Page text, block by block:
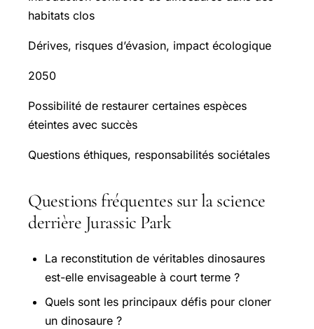
habitats clos
Dérives, risques d’évasion, impact écologique
2050
Possibilité de restaurer certaines espèces
éteintes avec succès
Questions éthiques, responsabilités sociétales
Questions fréquentes sur la science
derrière Jurassic Park
La reconstitution de véritables dinosaures
est-elle envisageable à court terme ?
Quels sont les principaux défis pour cloner
un dinosaure ?